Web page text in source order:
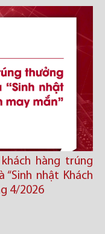
hàng trúng
nhật Khách
4/2026